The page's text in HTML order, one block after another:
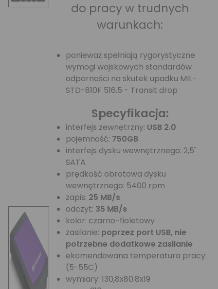
do pracy w trudnych
warunkach:
ponieważ spełniają rygorystyczne
wymogi wojskowych standardów
odporności na skutek upadku MIL-
STD-810F 516.5 - Transit drop
Specyfikacja:
interfejs zewnętrzny: USB 2.0
pojemność: 750GB
interfejs dysku wewnętrznego: 2,5"
SATA
prędkość obrotowa dysku
wewnętrznego: 5400 rpm
zapis: 25 MB/s
odczyt: 35 MB/s
kolor: czarno-fioletowy
zasilanie: poprzez port USB, nie
potrzebne dodatkowe zasilanie
ekomendowana temperatura pracy:
(5-55C)
wymiary: 130,8x80.8x19